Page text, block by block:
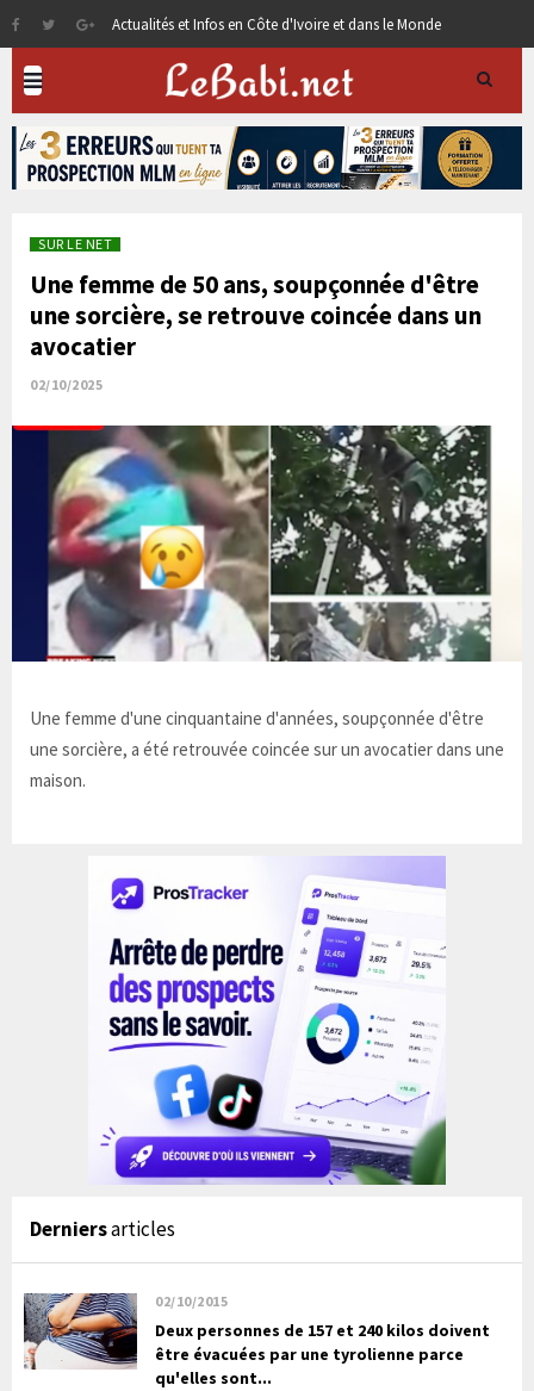
Actualités et Infos en Côte d'Ivoire et dans le Monde
SUR LE NET
Une femme de 50 ans, soupçonnée d'être
une sorcière, se retrouve coincée dans un
avocatier
02/10/2025
Une femme d'une cinquantaine d'années, soupçonnée d'être
une sorcière, a été retrouvée coincée sur un avocatier dans une
maison.
Derniersarticles
02/10/2015
Deux personnes de 157 et 240 kilos doivent
être évacuées par une tyrolienne parce
qu'elles sont...